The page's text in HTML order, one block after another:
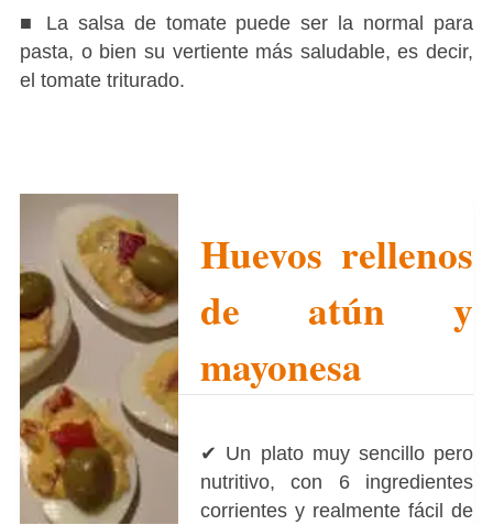
■ La salsa de tomate puede ser la normal para
pasta, o bien su vertiente más saludable, es decir,
el tomate triturado.
Huevos rellenos
de atún y
mayonesa
✔ Un plato muy sencillo pero
nutritivo, con 6 ingredientes
corrientes y realmente fácil de